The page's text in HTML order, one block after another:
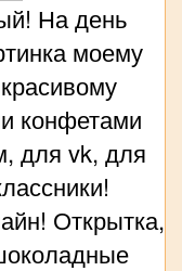
На день
моему
конфетами
для vk, для
Открытка,